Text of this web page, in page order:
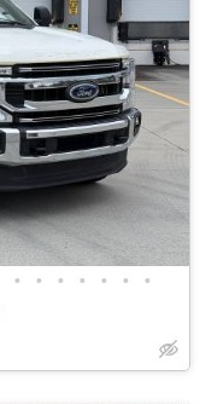
• • • • • • •